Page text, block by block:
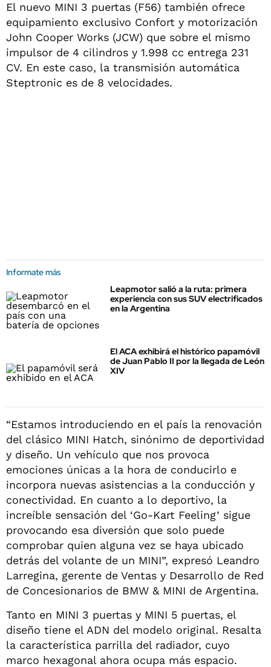
El nuevo MINI 3 puertas (F56) también ofrece
equipamiento exclusivo Confort y motorización
John Cooper Works (JCW) que sobre el mismo
impulsor de 4 cilindros y 1.998 cc entrega 231
CV. En este caso, la transmisión automática
Steptronic es de 8 velocidades.
Informate más
Leapmotor salió a la ruta: primera
experiencia con sus SUV electrificados
en la Argentina
El ACA exhibirá el histórico papamóvil
de Juan Pablo II por la llegada de León
XIV
“Estamos introduciendo en el país la renovación
del clásico MINI Hatch, sinónimo de deportividad
y diseño. Un vehículo que nos provoca
emociones únicas a la hora de conducirlo e
incorpora nuevas asistencias a la conducción y
conectividad. En cuanto a lo deportivo, la
increíble sensación del ‘Go-Kart Feeling’ sigue
provocando esa diversión que solo puede
comprobar quien alguna vez se haya ubicado
detrás del volante de un MINI”, expresó Leandro
Larregina, gerente de Ventas y Desarrollo de Red
de Concesionarios de BMW & MINI de Argentina.
Tanto en MINI 3 puertas y MINI 5 puertas, el
diseño tiene el ADN del modelo original. Resalta
la característica parrilla del radiador, cuyo
marco hexagonal ahora ocupa más espacio.